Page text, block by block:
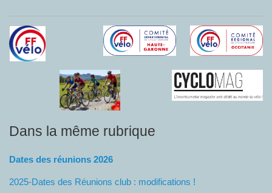
Dans la même rubrique
Dates des réunions 2026
2025-Dates des Réunions club : modifications !